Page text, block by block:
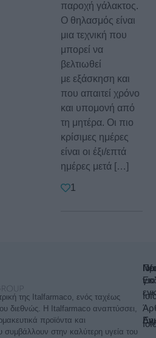
παροχή γάλακτος.
Ο θηλασμός είναι
μια τεχνική που
μπορεί να
βελτιωθεί
με εξάσκηση και
που απαιτεί χρόνο
και υπομονή από
τη μητέρα. Οι πιο
κρίσιμες ημέρες
είναι οι έξι/επτά
ημέρες μετά […]
1
της Italfarmaco, ενός ταχέως
διεθνώς. Η Italfarmaco αναπτύσσει,
προϊόντα και
συμβάλλουν στην καλύτερη υγεία του